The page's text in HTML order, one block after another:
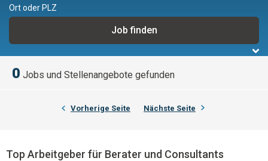
Ort oder PLZ
0 Jobs und Stellenangebote gefunden
Vorherige Seite Nächste Seite
Top Arbeitgeber für Berater und Consultants